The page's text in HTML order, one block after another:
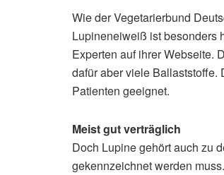
Wie der Vegetarierbund
Lupineneiweiß ist besonders
Experten auf ihrer Webseite.
dafür aber viele Ballaststoffe.
Patienten geeignet.
Meist gut verträglich
Doch Lupine gehört auch zu
gekennzeichnet werden